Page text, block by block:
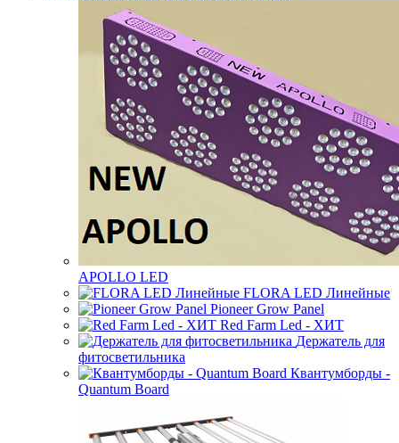
APOLLO LED
FLORA LED Линейные
Pioneer Grow Panel
Red Farm Led - ХИТ
Держатель для
фитосветильника
Квантумборды -
Quantum Board